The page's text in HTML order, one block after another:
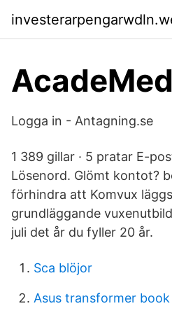
Logga in - Antagning.se
1 389 gillar · 5 pratar E-
Lösenord. Glömt kontot?
förhindra att Komvux
grundläggande
juli det år du fyller 20 år.
Sca blöjor
Asus transformer